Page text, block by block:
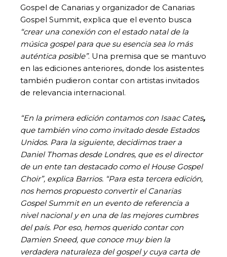
Gospel de Canarias y organizador de Canarias
Gospel Summit, explica que el evento busca
“crear una conexión con el estado natal de la
música gospel para que su esencia sea lo más
auténtica posible”. Una premisa que se mantuvo
en las ediciones anteriores, donde los asistentes
también pudieron contar con artistas invitados
de relevancia internacional.
“En la primera edición contamos con Isaac Cates,
que también vino como invitado desde Estados
Unidos. Para la siguiente, decidimos traer a
Daniel Thomas desde Londres, que es el director
de un ente tan destacado como el House Gospel
Choir”, explica Barrios. “Para esta tercera edición,
nos hemos propuesto convertir el Canarias
Gospel Summit en un evento de referencia a
nivel nacional y en una de las mejores cumbres
del país. Por eso, hemos querido contar con
Damien Sneed, que conoce muy bien la
verdadera naturaleza del gospel y cuya carta de